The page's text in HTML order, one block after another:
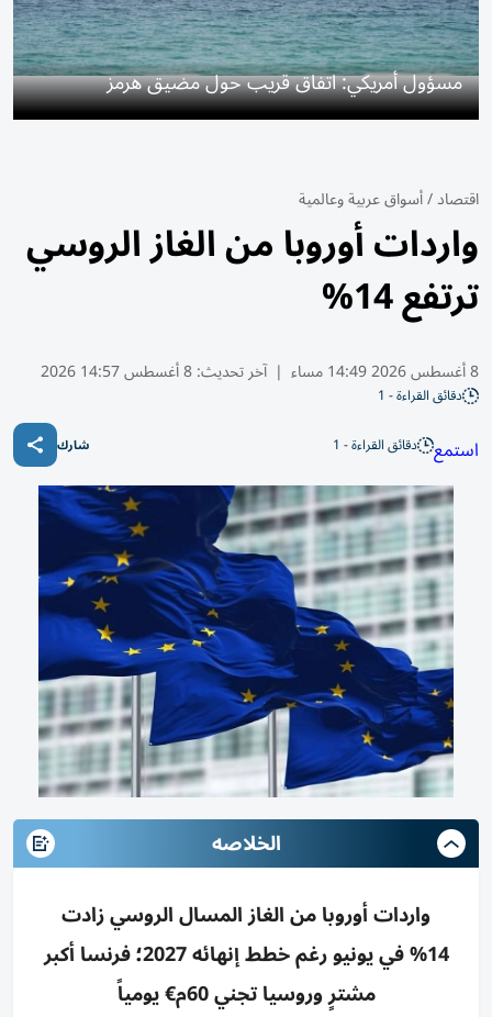
مسؤول أمريكي: اتفاق قريب حول مضيق هرمز
اقتصاد/أسواق عربية وعالمية
واردات أوروبا من الغاز الروسي
ترتفع 14%
8 أغسطس 2026 14:49 مساء | آخر تحديث:8 أغسطس 14:57 2026
دقائق القراءة - 1
استمع دقائق القراءة - 1 شارك
الخلاصه
واردات أوروبا من الغاز المسال الروسي زادت
14% في يونيو رغم خطط إنهائه 2027؛ فرنسا أكبر
مشترٍ وروسيا تجني 60م€ يومياً